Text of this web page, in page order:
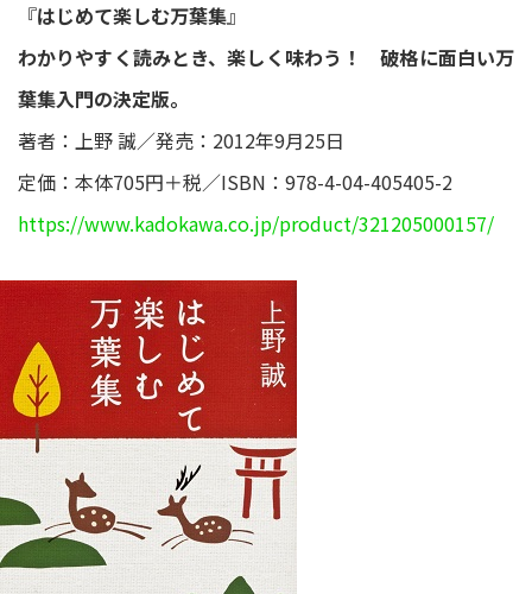
『はじめて楽しむ万葉集』
わかりやすく読みとき、楽しく味わう！ 破格に面白い万
葉集入門の決定版。
著者：上野 誠／発売：2012年9月25日
定価：本体705円＋税／ISBN：978-4-04-405405-2
https://www.kadokawa.co.jp/product/321205000157/